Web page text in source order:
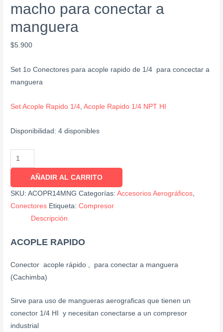
macho para conectar a
manguera
$5.900
Set 1o Conectores para acople rapido de 1/4 para concectar a
manguera
Set Acople Rapido 1/4 ,Acople Rapido 1/4 NPT HI
Disponibilidad: 4 disponibles
AÑADIR AL CARRITO
SKU:ACOPR14MNG Categorías:Accesorios Aerográficos,
Conectores Etiqueta:Compresor
Descripción
ACOPLE RAPIDO
Conector acople rápido , para conectar a manguera
(Cachimba)
Sirve para uso de mangueras aerograficas que tienen un
conector 1/4 HI y necesitan conectarse a un compresor
industrial